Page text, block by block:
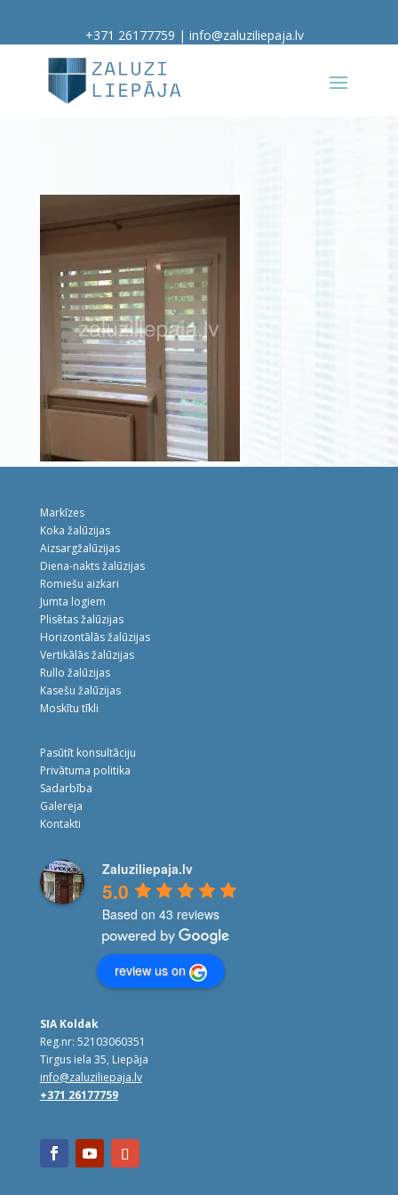
+371 26177759 | info@zaluziliepaja.lv
Markīzes
Koka žalūzijas
Aizsargžalūzijas
Diena-nakts žalūzijas
Romiešu aizkari
Jumta logiem
Plisētas žalūzijas
Horizontālās žalūzijas
Vertikālās žalūzijas
Rullo žalūzijas
Kasešu žalūzijas
Moskītu tīkli
Pasūtīt konsultāciju
Privātuma politika
Sadarbība
Galereja
Kontakti
Zaluziliepaja.lv
5.0
Based on 43 reviews
review us on
SIA Koldak
Reg.nr: 52103060351
Tirgus iela 35, Liepāja
info@zaluziliepaja.lv
+371 26177759